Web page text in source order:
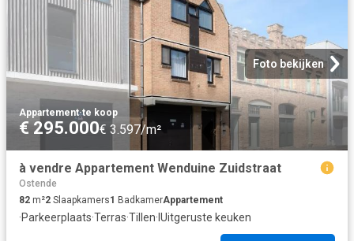
Foto bekijken
Appartement·te koop
€ 295.000€ 3.597/m²
à vendre Appartement Wenduine Zuidstraat
Ostende
82 m²2 Slaapkamers1 BadkamerAppartement
·Parkeerplaats·Terras·Tillen· IUitgeruste keuken